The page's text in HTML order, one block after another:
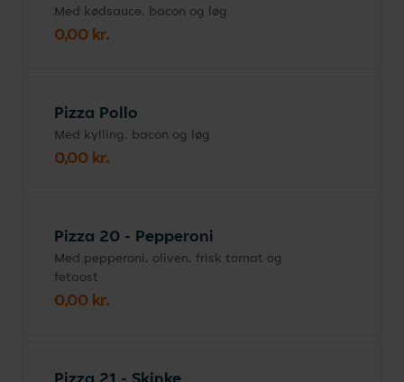
Med kødsauce, bacon og løg
0,00 kr.
Pizza Pollo
Med kylling, bacon og løg
0,00 kr.
Pizza 20 - Pepperoni
Med pepperoni, oliven, frisk tomat og
fetaost
0,00 kr.